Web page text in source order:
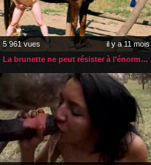
5 961 vues
il y a 11 mois
La brunette ne peut résister à l’énorme sexe de son cheval